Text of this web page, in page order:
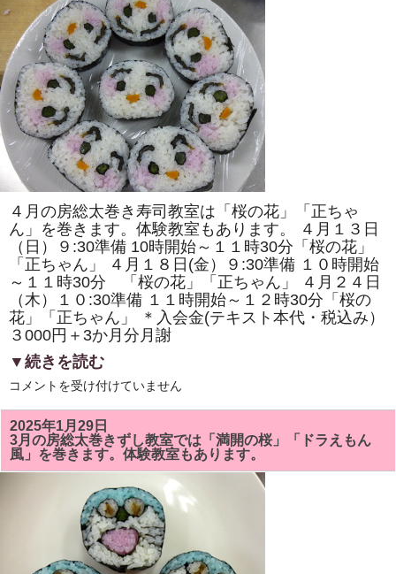
し
室
で
は
「ト
ロ
ッ
コ
列
車」
「二
つ
の
花」
を
巻
き
ま
す。
体
教
室
も
あ
り
す。
４月の房総太巻き寿司教室は「桜の花」「正ちゃ
ん」を巻きます。体験教室もあります。 ４月１３日
（日）９:30準備 10時開始～１１時30分「桜の花」
「正ちゃん」 ４月１８日(金）９:30準備 １０時開始
～１１時30分 「桜の花」「正ちゃん」 ４月２４日
（木）１０:30準備 １１時開始～１２時30分「桜の
花」「正ちゃん」 ＊入会金(テキスト本代・税込み）
３000円＋3か月分月謝
▼続きを読む
4
の
房
総
太
巻
き
コメントを受け付けていません
2025年1月29日
3月の房総太巻きずし教室では「満開の桜」「ドラえもん
風」を巻きます。体験教室もあります。